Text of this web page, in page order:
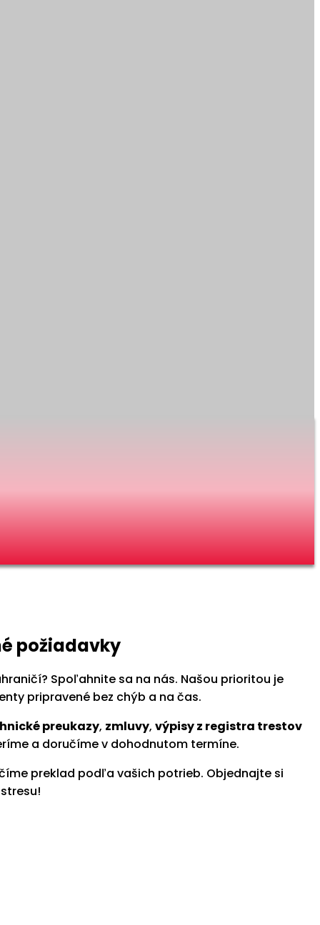
požiadavky
Spoľahnite sa na nás. Našou prioritou je
pripravené bez chýb a na čas.
preukazy, zmluvy, výpisy z registra trestov
a doručíme v dohodnutom termíne.
preklad podľa vašich potrieb. Objednajte si